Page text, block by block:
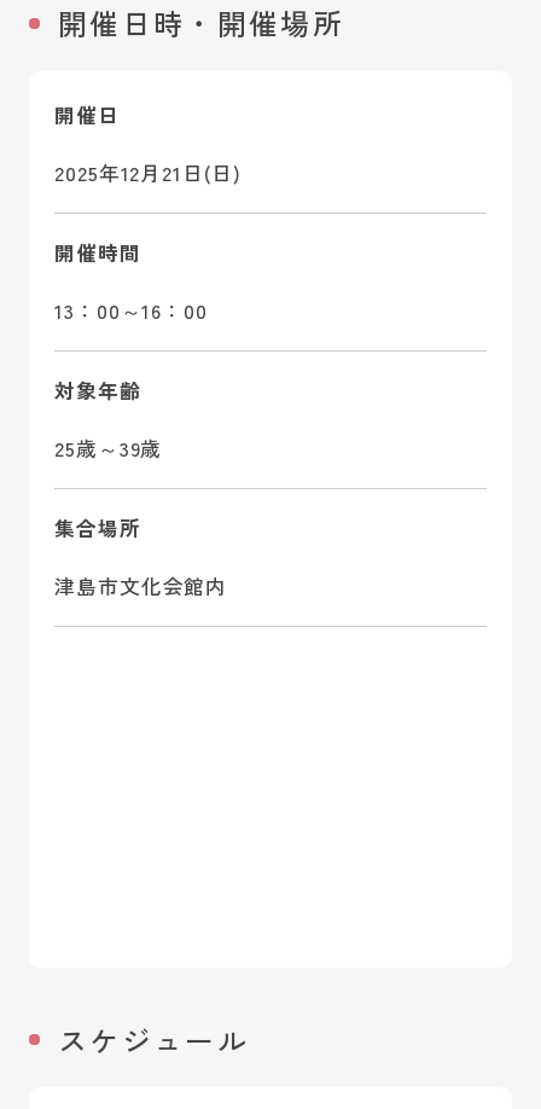
開催日時・開催場所
開催日
2025年12月21日(日)
開催時間
13：00～16：00
対象年齢
25歳～39歳
集合場所
津島市文化会館内
スケジュール